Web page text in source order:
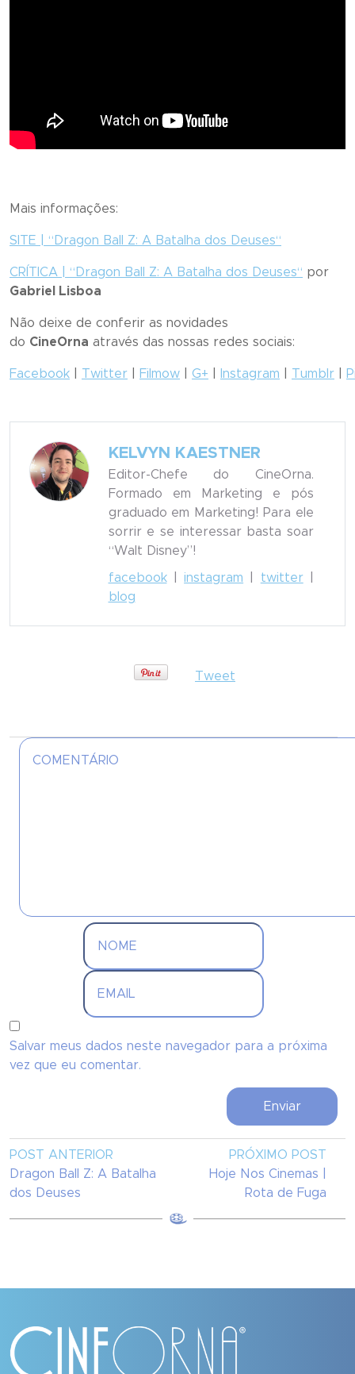
Mais informações:
SITE | “ Dragon Ball Z: A Batalha dos Deuses“
CRÍTICA | “ Dragon Ball Z: A Batalha dos Deuses“ por
Gabriel Lisboa
Não deixe de conferir as novidades
do CineOrna através das nossas redes sociais:
Facebook Twitter Filmow G+ Instagram Tumblr
KELVYN KAESTNER
Editor-Chefe do CineOrna.
Formado em Marketing e pós
graduado em Marketing! Para ele
sorrir e se interessar basta soar
“Walt Disney”!
facebook|instagram twitter|
blog
Tweet
Salvar meus dados neste navegador para a próxima
vez que eu comentar.
POST ANTERIOR
Dragon Ball Z: A Batalha
dos Deuses
PRÓXIMO POST
Hoje Nos Cinemas |
Rota de Fuga